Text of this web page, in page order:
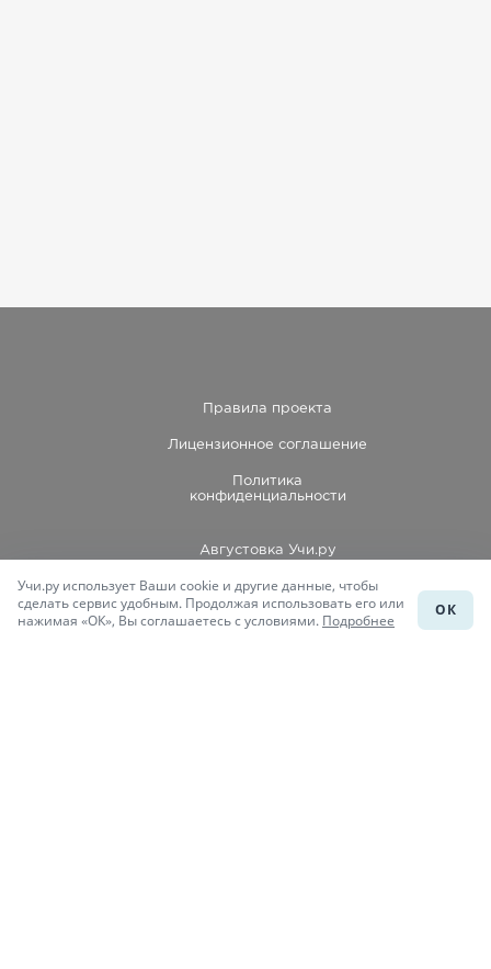
Правила проекта
Лицензионное соглашение
Политика
конфиденциальности
Августовка Учи.ру
Каталог школ
Подготовка к уроку
Учи.ру использует Ваши cookie и другие данные, чтобы
сделать сервис удобным. Продолжая использовать его или
нажимая «ОК», Вы соглашаетесь с условиями. Подробнее
ОК